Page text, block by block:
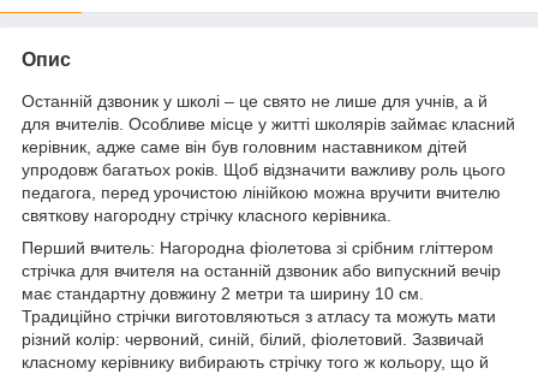
Опис
Останній дзвоник у школі – це свято не лише для учнів, а й
для вчителів. Особливе місце у житті школярів займає класний
керівник, адже саме він був головним наставником дітей
упродовж багатьох років. Щоб відзначити важливу роль цього
педагога, перед урочистою лінійкою можна вручити вчителю
святкову нагородну стрічку класного керівника.
Перший вчитель: Нагородна фіолетова зі срібним гліттером
стрічка для вчителя на останній дзвоник або випускний вечір
має стандартну довжину 2 метри та ширину 10 см.
Традиційно стрічки виготовляються з атласу та можуть мати
різний колір: червоний, синій, білий, фіолетовий. Зазвичай
класному керівнику вибирають стрічку того ж кольору, що й